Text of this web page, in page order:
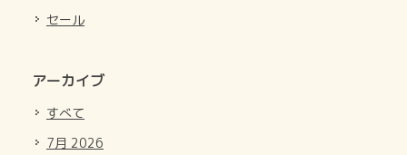
セール
アーカイブ
すべて
7月 2026